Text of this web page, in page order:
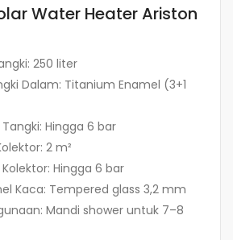
Water Heater Ariston
250 liter
Dalam: Titanium Enamel (3+1
Hingga 6 bar
2 m²
Hingga 6 bar
Kaca: Tempered glass 3,2 mm
Mandi shower untuk 7–8